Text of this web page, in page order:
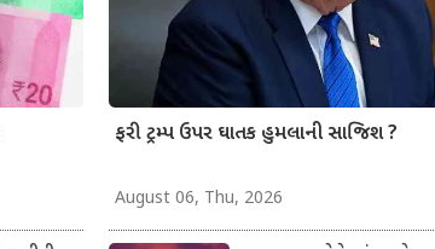
ફરી ટ્રમ્પ ઉપર ઘાતક હુમલાની સાજિશ ?
August 06, Thu, 2026